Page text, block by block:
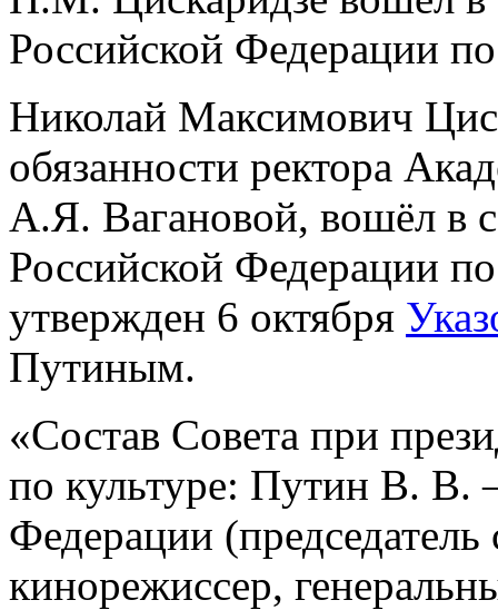
Российской Федерации по
Николай Максимович
обязанности ректора
А.Я. Вагановой, вошёл в
Российской Федерации
утвержден 6 октября
Путиным.
«Состав Совета при
по культуре: Путин В. В.
Федерации
кинорежиссер,